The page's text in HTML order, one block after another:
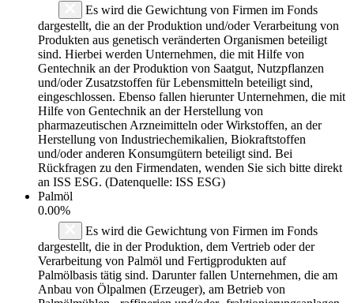
Es wird die Gewichtung von Firmen im Fonds
dargestellt, die an der Produktion und/oder Verarbeitung von
Produkten aus genetisch veränderten Organismen beteiligt
sind. Hierbei werden Unternehmen, die mit Hilfe von
Gentechnik an der Produktion von Saatgut, Nutzpflanzen
und/oder Zusatzstoffen für Lebensmitteln beteiligt sind,
eingeschlossen. Ebenso fallen hierunter Unternehmen, die mit
Hilfe von Gentechnik an der Herstellung von
pharmazeutischen Arzneimitteln oder Wirkstoffen, an der
Herstellung von Industriechemikalien, Biokraftstoffen
und/oder anderen Konsumgütern beteiligt sind. Bei
Rückfragen zu den Firmendaten, wenden Sie sich bitte direkt
an ISS ESG. (Datenquelle: ISS ESG)
Palmöl
0.00%
Es wird die Gewichtung von Firmen im Fonds
dargestellt, die in der Produktion, dem Vertrieb oder der
Verarbeitung von Palmöl und Fertigprodukten auf
Palmölbasis tätig sind. Darunter fallen Unternehmen, die am
Anbau von Ölpalmen (Erzeuger), am Betrieb von